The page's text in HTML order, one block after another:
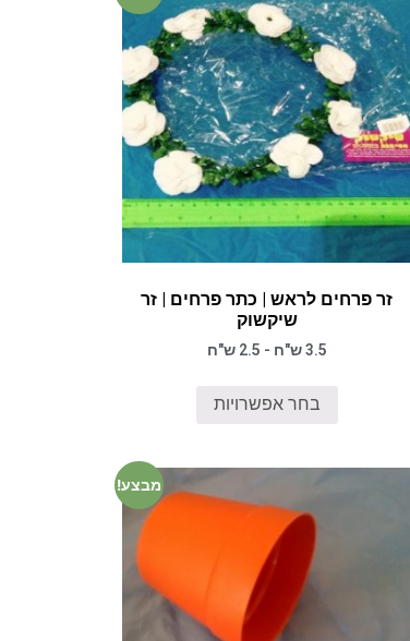
זר פרחים לראש | כתר פרחים | זר
שיקשוק
3.5 ש"ח - 2.5 ש"ח
בחר אפשרויות
מבצע!